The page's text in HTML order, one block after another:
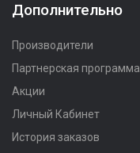
Дополнительно
Производители
Партнерская программа
Акции
Личный Кабинет
История заказов